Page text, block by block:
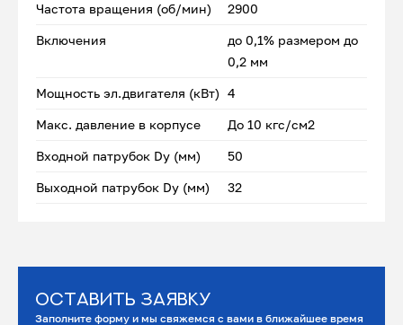
Частота вращения (об/мин) 2900
Включения
до 0,1% размером до
0,2 мм
Мощность эл.двигателя (кВт) 4
Макс. давление в корпусе До 10 кгс/см2
Входной патрубок Dу (мм) 50
Выходной патрубок Dу (мм) 32
Оставить заявку
Заполните форму и мы свяжемся с вами в ближайшее время